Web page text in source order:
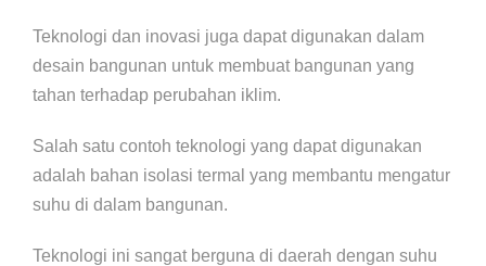
Teknologi dan inovasi juga dapat digunakan dalam
desain bangunan untuk membuat bangunan yang
tahan terhadap perubahan iklim.
Salah satu contoh teknologi yang dapat digunakan
adalah bahan isolasi termal yang membantu mengatur
suhu di dalam bangunan.
Teknologi ini sangat berguna di daerah dengan suhu